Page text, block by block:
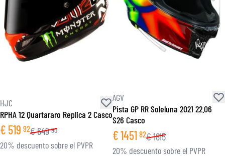
HJC
RPHA 12 Quartararo Replica 2 Casco
€ 519 92€649 90
20% descuento sobre el PVPR
AGV
Pista GP RR Soleluna 2021 22.06
S26 Casco
€1451 82€1815
20% descuento sobre el PVPR